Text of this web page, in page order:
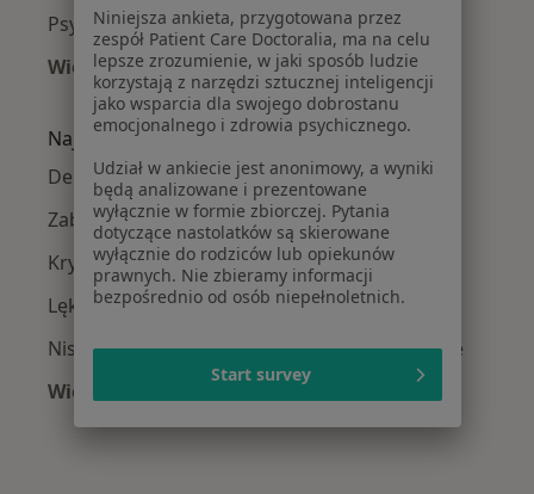
Psychoterapeuci w Sosnowcu
Więcej (14)
Więcej w kategorii: W pobliżu Chorzowa
Najczęście leczone choroby
Depresja w Chorzowie
Zaburzenia emocjonalne w Chorzowie
Kryzys emocjonalny w Chorzowie
Lęki w Chorzowie
Niskie poczucie własnej wartości w Chorzowie
Więcej (15)
Niniejsza ankieta, przygotowana przez
zespół Patient Care Doctoralia, ma na celu
lepsze zrozumienie, w jaki sposób ludzie
korzystają z narzędzi sztucznej inteligencji
jako wsparcia dla swojego dobrostanu
emocjonalnego i zdrowia psychicznego.
Udział w ankiecie jest anonimowy, a wyniki
będą analizowane i prezentowane
wyłącznie w formie zbiorczej. Pytania
dotyczące nastolatków są skierowane
wyłącznie do rodziców lub opiekunów
prawnych. Nie zbieramy informacji
bezpośrednio od osób niepełnoletnich.
Start survey